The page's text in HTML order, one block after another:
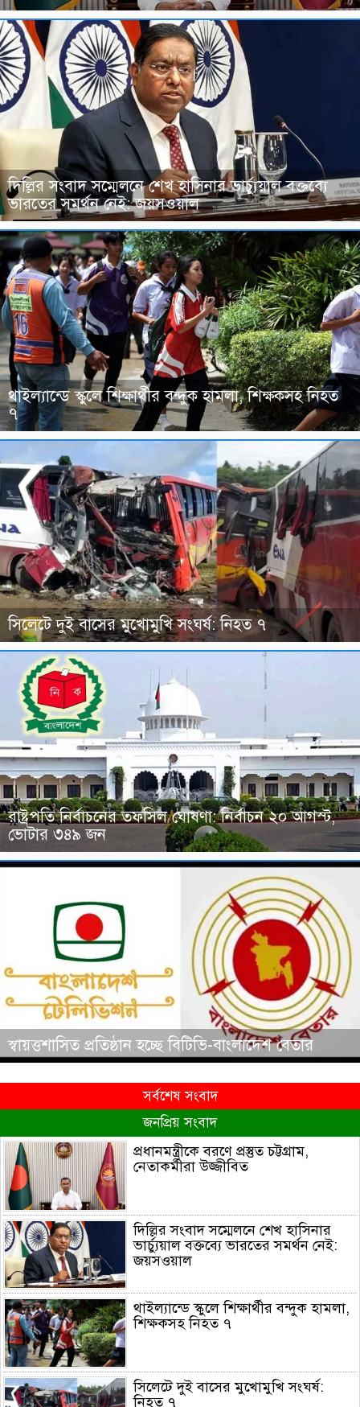
দিল্লির সংবাদ সম্মেলনে শেখ হাসিনার ভার্চ্যুয়াল বক্তব্যে
ভারতের সমর্থন নেই: জয়সওয়াল
থাইল্যান্ডে স্কুলে শিক্ষার্থীর বন্দুক হামলা, শিক্ষকসহ নিহত
৭
সিলেটে দুই বাসের মুখোমুখি সংঘর্ষ: নিহত ৭
রাষ্ট্রপতি নির্বাচনের তফসিল ঘোষণা: নির্বাচন ২০ আগস্ট,
ভোটার ৩৪৯ জন
স্বায়ত্তশাসিত প্রতিষ্ঠান হচ্ছে বিটিভি-বাংলাদেশ বেতার
সর্বশেষ সংবাদ
জনপ্রিয় সংবাদ
প্রধানমন্ত্রীকে বরণে প্রস্তুত চট্টগ্রাম,
নেতাকর্মীরা উজ্জীবিত
দিল্লির সংবাদ সম্মেলনে শেখ হাসিনার
ভার্চ্যুয়াল বক্তব্যে ভারতের সমর্থন নেই:
জয়সওয়াল
থাইল্যান্ডে স্কুলে শিক্ষার্থীর বন্দুক হামলা,
শিক্ষকসহ নিহত ৭
সিলেটে দুই বাসের মুখোমুখি সংঘর্ষ:
নিহত ৭